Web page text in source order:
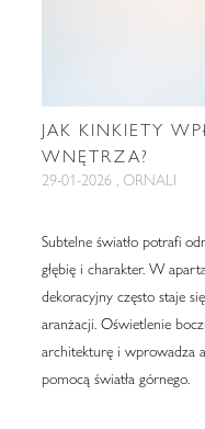
JAK KINKIETY
WNĘTRZA?
29-01-2026 , ORNALI
Subtelne światło potrafi
głębię i charakter. W
dekoracyjny często staje
aranżacji. Oświetlenie
architekturę i wprowadza
pomocą światła górnego.